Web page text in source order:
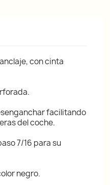
con cinta
facilitando
del coche.
7/16 para su
negro.